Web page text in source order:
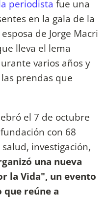
periodista fue una
en la gala de la
de Jorge Macri
lleva el lema
varios años y
prendas que
el 7 de octubre
con 68
investigación,
una nueva
la Vida", un evento
que reúne a